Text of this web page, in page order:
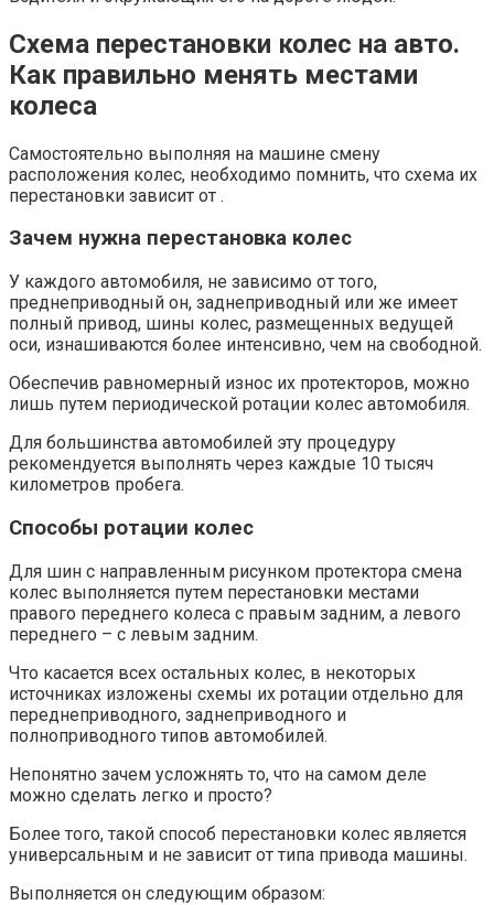
Схема перестановки колес на авто.
Как правильно менять местами
колеса
Самостоятельно выполняя на машине смену
расположения колес, необходимо помнить, что схема их
перестановки зависит от .
Зачем нужна перестановка колес
У каждого автомобиля, не зависимо от того,
преднеприводный он, заднеприводный или же имеет
полный привод, шины колес, размещенных ведущей
оси, изнашиваются более интенсивно, чем на свободной.
Обеспечив равномерный износ их протекторов, можно
лишь путем периодической ротации колес автомобиля.
Для большинства автомобилей эту процедуру
рекомендуется выполнять через каждые 10 тысяч
километров пробега.
Способы ротации колес
Для шин с направленным рисунком протектора смена
колес выполняется путем перестановки местами
правого переднего колеса с правым задним, а левого
переднего – с левым задним.
Что касается всех остальных колес, в некоторых
источниках изложены схемы их ротации отдельно для
переднеприводного, заднеприводного и
полноприводного типов автомобилей.
Непонятно зачем усложнять то, что на самом деле
можно сделать легко и просто?
Более того, такой способ перестановки колес является
универсальным и не зависит от типа привода машины.
Выполняется он следующим образом: